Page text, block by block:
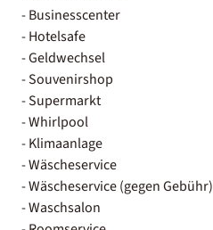
- Businesscenter
- Hotelsafe
- Geldwechsel
- Souvenirshop
- Supermarkt
- Whirlpool
- Klimaanlage
- Wäscheservice
- Wäscheservice (gegen Gebühr)
- Waschsalon